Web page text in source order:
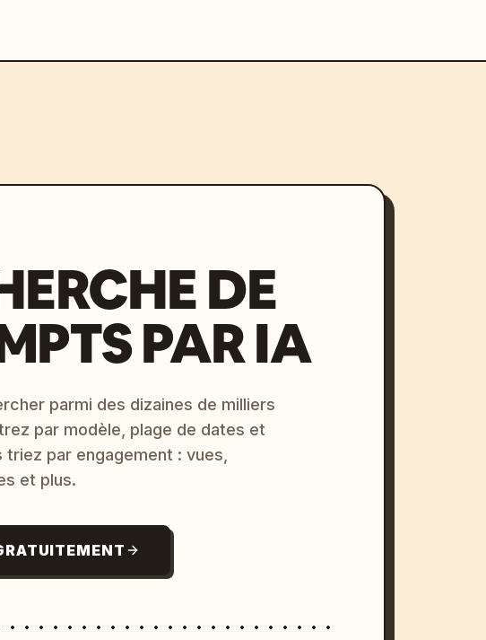
DE
PAR IA
parmi des dizaines de milliers
par modèle, plage de dates et
par engagement : vues,
et plus.